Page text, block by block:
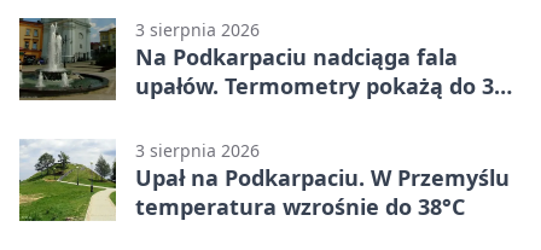
3 sierpnia 2026
Na Podkarpaciu nadciąga fala
upałów. Termometry pokażą do 36
3 sierpnia 2026
Upał na Podkarpaciu. W Przemyślu
temperatura wzrośnie do 38°C